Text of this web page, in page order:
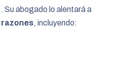
Su abogado lo alentará a
razones, incluyendo: